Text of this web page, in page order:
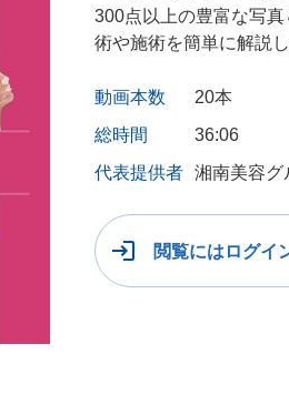
300点以上の豊富な写
術や施術を簡単に解説
動画本数
20本
総時間
36:06
代表提供者 湘南美容グ
閲覧にはログイ